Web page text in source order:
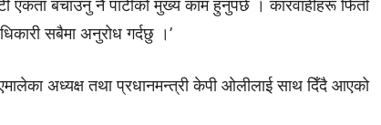
एकता बचाउनु नै पार्टीको मुख्य काम हुनुपर्छ ।कारवाहीहरूफिर्ता
सबैमा अनुरोध गर्दछु ।’
अध्यक्ष तथा प्रधानमन्त्री केपी ओलीलाई साथ दिँदै आएको